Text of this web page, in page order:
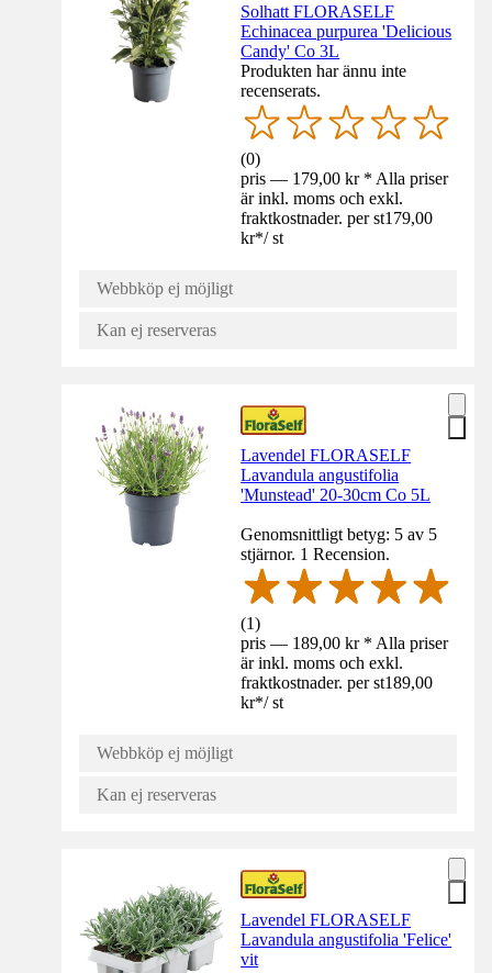
Solhatt FLORASELF
Echinacea purpurea 'Delicious
Candy' Co 3L
Produkten har ännu inte
recenserats.
(0)
pris — 179,00 kr * Alla priser
är inkl. moms och exkl.
fraktkostnader. per st179,00
kr*/ st
Webbköp ej möjligt
Kan ej reserveras
Lavendel FLORASELF
Lavandula angustifolia
'Munstead' 20-30cm Co 5L
Genomsnittligt betyg: 5 av 5
stjärnor. 1 Recension.
(1)
pris — 189,00 kr * Alla priser
är inkl. moms och exkl.
fraktkostnader. per st189,00
kr*/ st
Webbköp ej möjligt
Kan ej reserveras
Lavendel FLORASELF
Lavandula angustifolia 'Felice'
vit